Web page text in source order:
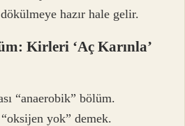
hazır hale gelir.
Kirleri ‘Aç Karınla’
“anaerobik” bölüm.
yok” demek.